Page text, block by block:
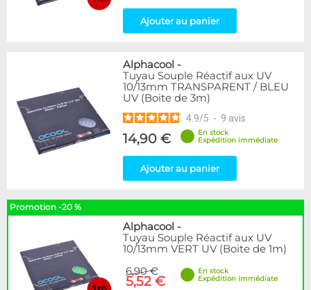
Ajouter au panier
Alphacool -
Tuyau Souple Réactif aux UV
10/13mm TRANSPARENT / BLEU
UV (Boite de 3m)
4.9/5 - 9 avis
14,90 €
En stock
Expédition immédiate
Ajouter au panier
Promotion -20 %
Alphacool -
Tuyau Souple Réactif aux UV
10/13mm VERT UV (Boite de 1m)
6,90 €
5,52 €
En stock
Expédition immédiate